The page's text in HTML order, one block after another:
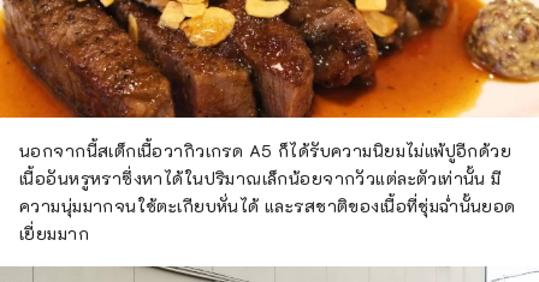
นอกจากนี้สเต็กเนื้อวากิวเกรด A5 ก็ได้รับความนิยมไม่แพ้ปูอีกด้วย
เนื้ออันหรูหราซึ่งหาได้ในปริมาณเล็กน้อยจากวัวแต่ละตัวเท่านั้น มี
ความนุ่มมากจนใช้ตะเกียบหั่นได้ และรสชาติของเนื้อที่ชุ่มฉ่ำนั้นยอด
เยี่ยมมาก